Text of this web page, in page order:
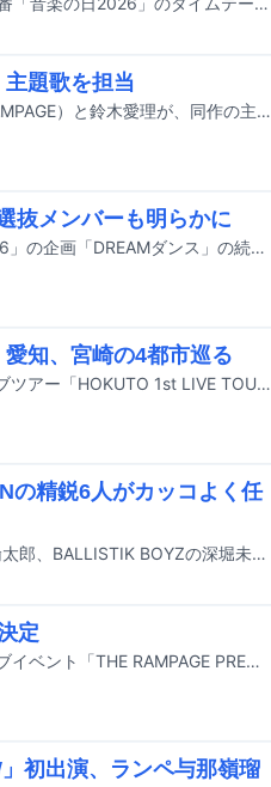
題歌を担当
映画「昨夜は殺れたかも」でダブル主演を務める吉野北人（THE RAMPAGE）と鈴木愛理が、同作の主題歌でもタッグを組むことが発表された。
抜メンバーも明らかに
7月18日にオンエアされるTBS系の夏の大型音楽特番「音楽の日2026」の企画「DREAMダンス」の続報が明らかに。番組の出演アーティスト第4弾やそのほかの企画詳細も発表された。
知、宮崎の4都市巡る
吉野北人（THE RAMPAGE）のソロプロジェクト・HOKUTOのライブツアー「HOKUTO 1st LIVE TOUR 2026 "JUKE BOX LAND"」が兵庫、福岡、愛知、宮崎で開催される。
の精鋭6人がカッコよく任
THE RAMPAGEの浦川翔平、超特急のマサヒロ、WATWINGの八村倫太郎、BALLISTIK BOYZの深堀未来、OWVの中川勝就、DXTEENの大久保波留が7月10日と17日に放送される日本テレビ系「カッコインポッシブル」に出演する。
定
THE RAMPAGEが9月25、26日に台湾・台北のLegacy TERAでライブイベント「THE RAMPAGE PREMIUM LIVE EVENT 2026 in TAIPEI」を開催する。
初出演、ランペ与那嶺瑠